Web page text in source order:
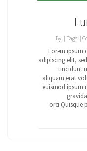
By: | Tags: |
Lorem ipsum
adipiscing elit,
tincidunt
aliquam erat
euismod ipsum
orci Quisque